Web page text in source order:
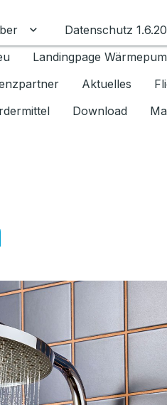
Untermenü für
Datenschutz
Landingpage
Aktuelles
Download